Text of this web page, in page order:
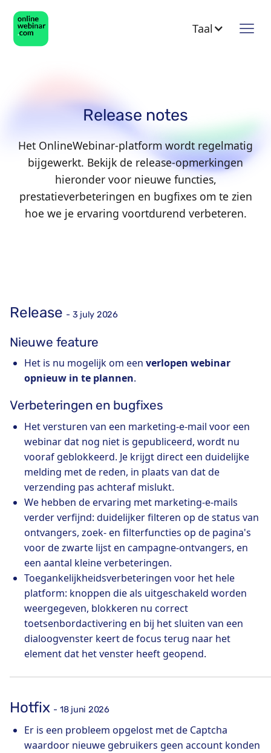
Taal
Release notes
Het OnlineWebinar-platform wordt regelmatig
bijgewerkt. Bekijk de release-opmerkingen
hieronder voor nieuwe functies,
prestatieverbeteringen en bugfixes om te zien
hoe we je ervaring voortdurend verbeteren.
Release - 3 july 2026
Nieuwe feature
Het is nu mogelijk om een verlopen webinar
opnieuw in te plannen.
Verbeteringen en bugfixes
Het versturen van een marketing-e-mail voor een
webinar dat nog niet is gepubliceerd, wordt nu
vooraf geblokkeerd. Je krijgt direct een duidelijke
melding met de reden, in plaats van dat de
verzending pas achteraf mislukt.
We hebben de ervaring met marketing-e-mails
verder verfijnd: duidelijker filteren op de status van
ontvangers, zoek- en filterfuncties op de pagina's
voor de zwarte lijst en campagne-ontvangers, en
een aantal kleine verbeteringen.
Toegankelijkheidsverbeteringen voor het hele
platform: knoppen die als uitgeschakeld worden
weergegeven, blokkeren nu correct
toetsenbordactivering en bij het sluiten van een
dialoogvenster keert de focus terug naar het
element dat het venster heeft geopend.
Hotfix - 18 juni 2026
Er is een probleem opgelost met de Captcha
waardoor nieuwe gebruikers geen account konden